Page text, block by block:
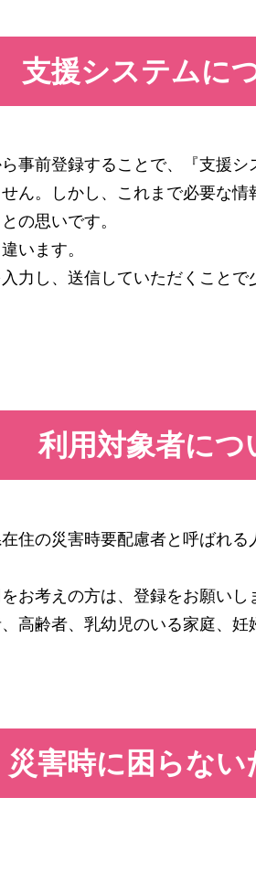
支援システムに
事前登録することで、『支援シ
ん。しかし、これまで必要な
の思いです。
います。
力し、送信していただくこと
利用対象者につ
住の災害時要配慮者と呼ばれ
お考えの方は、登録をお願いし
高齢者、乳幼児のいる家庭、妊
災害時に困らない